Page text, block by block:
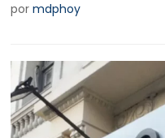
pormdphoy